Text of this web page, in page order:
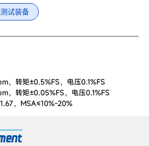
试装备
，转矩±0.5%FS，电压0.1%FS
，转矩±0.05%FS，电压0.1%FS
，MSA≤10%-20%